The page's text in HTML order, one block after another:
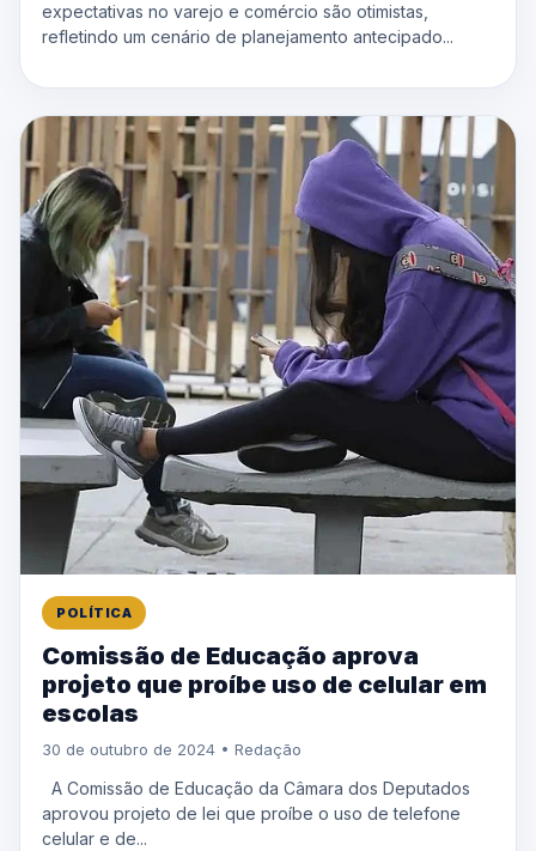
expectativas no varejo e comércio são otimistas,
refletindo um cenário de planejamento antecipado...
POLÍTICA
Comissão de Educação aprova
projeto que proíbe uso de celular em
escolas
30 de outubro de 2024 • Redação
A Comissão de Educação da Câmara dos Deputados
aprovou projeto de lei que proíbe o uso de telefone
celular e de...